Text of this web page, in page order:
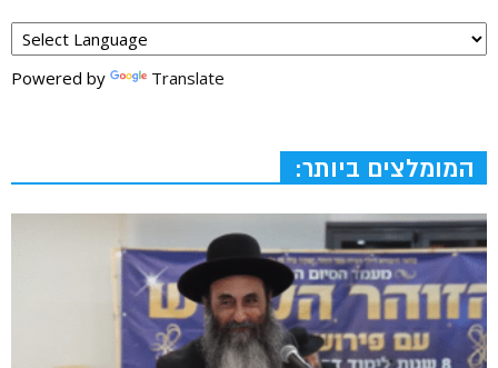
Powered by Translate
המומלצים ביותר: